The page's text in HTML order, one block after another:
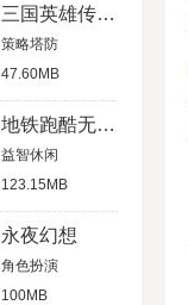
三国英雄传单机版
策略塔防
47.60MB
地铁跑酷无限金币版
益智休闲
123.15MB
永夜幻想
角色扮演
100MB